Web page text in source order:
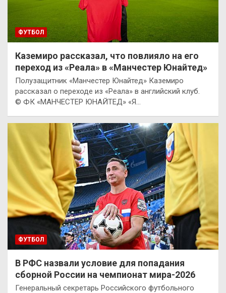
ФУТБОЛ
Каземиро рассказал, что повлияло на его
переход из «Реала» в «Манчестер Юнайтед»
Полузащитник «Манчестер Юнайтед» Каземиро
рассказал о переходе из «Реала» в английский клуб.
© ФК «МАНЧЕСТЕР ЮНАЙТЕД» «Я…
ФУТБОЛ
В РФС назвали условие для попадания
сборной России на чемпионат мира-2026
Генеральный секретарь Российского футбольного